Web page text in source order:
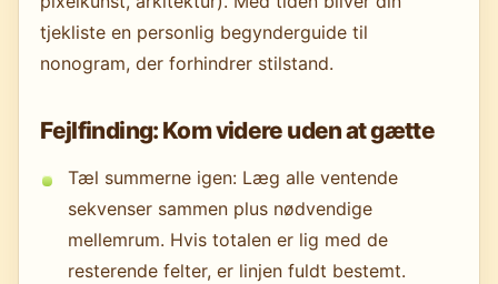
tjekliste en personlig begynderguide til
nonogram, der forhindrer stilstand.
Fejlfinding: Kom videre uden at gætte
Tæl summerne igen: Læg alle ventende
sekvenser sammen plus nødvendige
mellemrum. Hvis totalen er lig med de
resterende felter, er linjen fuldt bestemt.